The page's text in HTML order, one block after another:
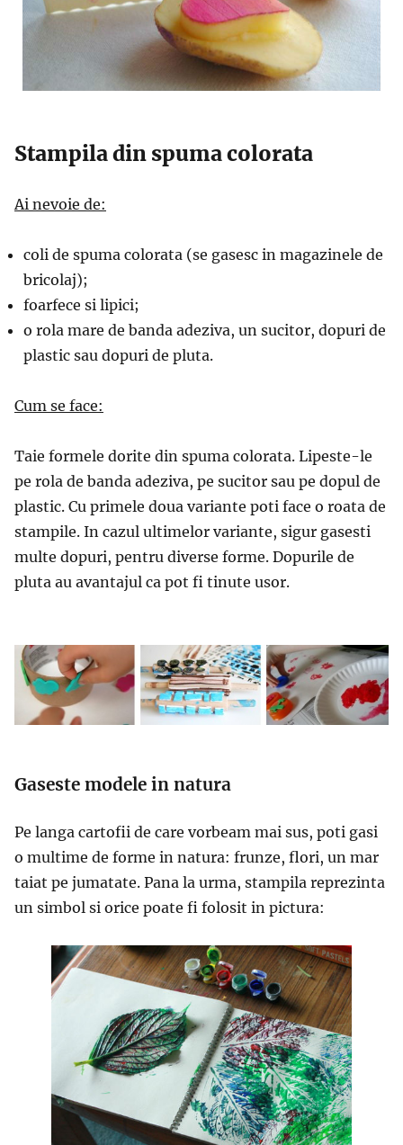
Stampila din spuma colorata
Ai nevoie de:
coli de spuma colorata (se gasesc in magazinele de
bricolaj);
foarfece si lipici;
o rola mare de banda adeziva, un sucitor, dopuri de
plastic sau dopuri de pluta.
Cum se face:
Taie formele dorite din spuma colorata. Lipeste-le
pe rola de banda adeziva, pe sucitor sau pe dopul de
plastic. Cu primele doua variante poti face o roata de
stampile. In cazul ultimelor variante, sigur gasesti
multe dopuri, pentru diverse forme. Dopurile de
pluta au avantajul ca pot fi tinute usor.
Gaseste modele in natura
Pe langa cartofii de care vorbeam mai sus, poti gasi
o multime de forme in natura: frunze, flori, un mar
taiat pe jumatate. Pana la urma, stampila reprezinta
un simbol si orice poate fi folosit in pictura: